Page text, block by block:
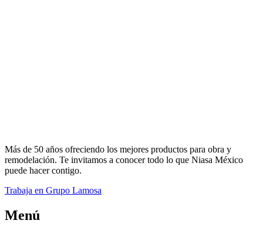
Más de 50 años ofreciendo los mejores productos para obra y
remodelación. Te invitamos a conocer todo lo que Niasa México
puede hacer contigo.
Trabaja en Grupo Lamosa
Menú